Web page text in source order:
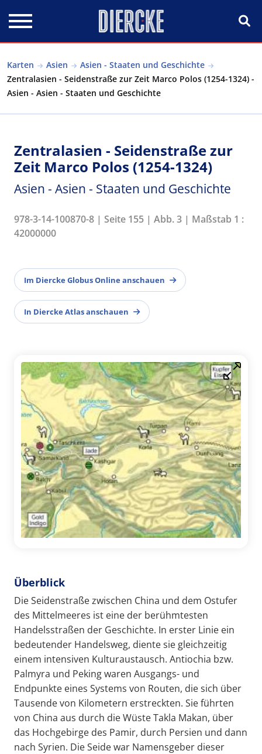
Karten Asien
Asien - Staaten und Geschichte
Zentralasien - Seidenstraße zur Zeit Marco Polos (1254-1324) -
Asien - Asien - Staaten und Geschichte
Zentralasien - Seidenstraße zur
Zeit Marco Polos (1254-1324)
Asien - Asien - Staaten und Geschichte
978-3-14-100870-8 | Seite 155 | Abb. 3 | Maßstab 1 :
42000000
Im Diercke Globus Online anschauen
In Diercke Atlas anschauen
Überblick
Die Seidenstraße zwischen China und dem Ostufer
des Mittelmeeres ist eine der berühmtesten
Handelsstraßen der Geschichte. In erster Linie ein
bedeutender Handelsweg, diente sie gleichzeitig
einem intensiven Kulturaustausch. Antiochia bzw.
Palmyra und Peking waren Ausgangs- und
Endpunkte eines Systems von Routen, die sich über
Tausende von Kilometern erstreckten. Sie führten
von China aus durch die Wüste Takla Makan, über
das Hochgebirge des Pamir, durch Persien und dann
nach Syrien. Die Seide war Namensgeber dieser